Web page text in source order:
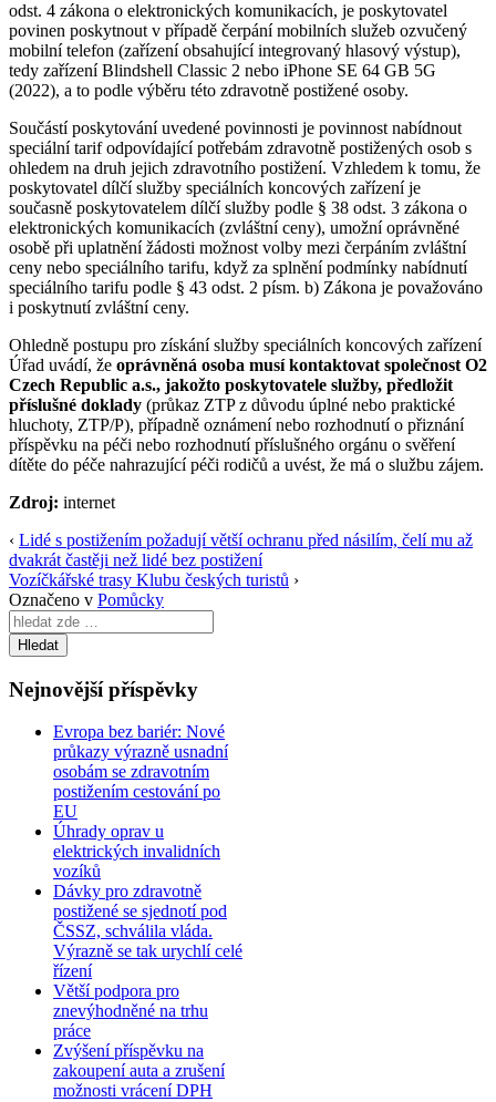
odst. 4 zákona o elektronických komunikacích, je poskytovatel
povinen poskytnout v případě čerpání mobilních služeb ozvučený
mobilní telefon (zařízení obsahující integrovaný hlasový výstup),
tedy zařízení Blindshell Classic 2 nebo iPhone SE 64 GB 5G
(2022), a to podle výběru této zdravotně postižené osoby.
Součástí poskytování uvedené povinnosti je povinnost nabídnout
speciální tarif odpovídající potřebám zdravotně postižených osob s
ohledem na druh jejich zdravotního postižení. Vzhledem k tomu, že
poskytovatel dílčí služby speciálních koncových zařízení je
současně poskytovatelem dílčí služby podle § 38 odst. 3 zákona o
elektronických komunikacích (zvláštní ceny), umožní oprávněné
osobě při uplatnění žádosti možnost volby mezi čerpáním zvláštní
ceny nebo speciálního tarifu, když za splnění podmínky nabídnutí
speciálního tarifu podle § 43 odst. 2 písm. b) Zákona je považováno
i poskytnutí zvláštní ceny.
Ohledně postupu pro získání služby speciálních koncových zařízení
Úřad uvádí, že oprávněná osoba musí kontaktovat společnost O2
Czech Republic a.s., jakožto poskytovatele služby, předložit
příslušné doklady (průkaz ZTP z důvodu úplné nebo praktické
hluchoty, ZTP/P), případně oznámení nebo rozhodnutí o přiznání
příspěvku na péči nebo rozhodnutí příslušného orgánu o svěření
dítěte do péče nahrazující péči rodičů a uvést, že má o službu zájem.
Zdroj: internet
‹ Lidé s postižením požadují větší ochranu před násilím, čelí mu až
dvakrát častěji než lidé bez postižení
Vozíčkářské trasy Klubu českých turistů ›
Označeno v Pomůcky
Search
for:
Nejnovější příspěvky
Evropa bez bariér: Nové
průkazy výrazně usnadní
osobám se zdravotním
postižením cestování po
EU
Úhrady oprav u
elektrických invalidních
vozíků
Dávky pro zdravotně
postižené se sjednotí pod
ČSSZ, schválila vláda.
Výrazně se tak urychlí celé
řízení
Větší podpora pro
znevýhodněné na trhu
práce
Zvýšení příspěvku na
zakoupení auta a zrušení
možnosti vrácení DPH